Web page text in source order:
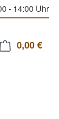
- 14:00 Uhr
auf
0,00 €